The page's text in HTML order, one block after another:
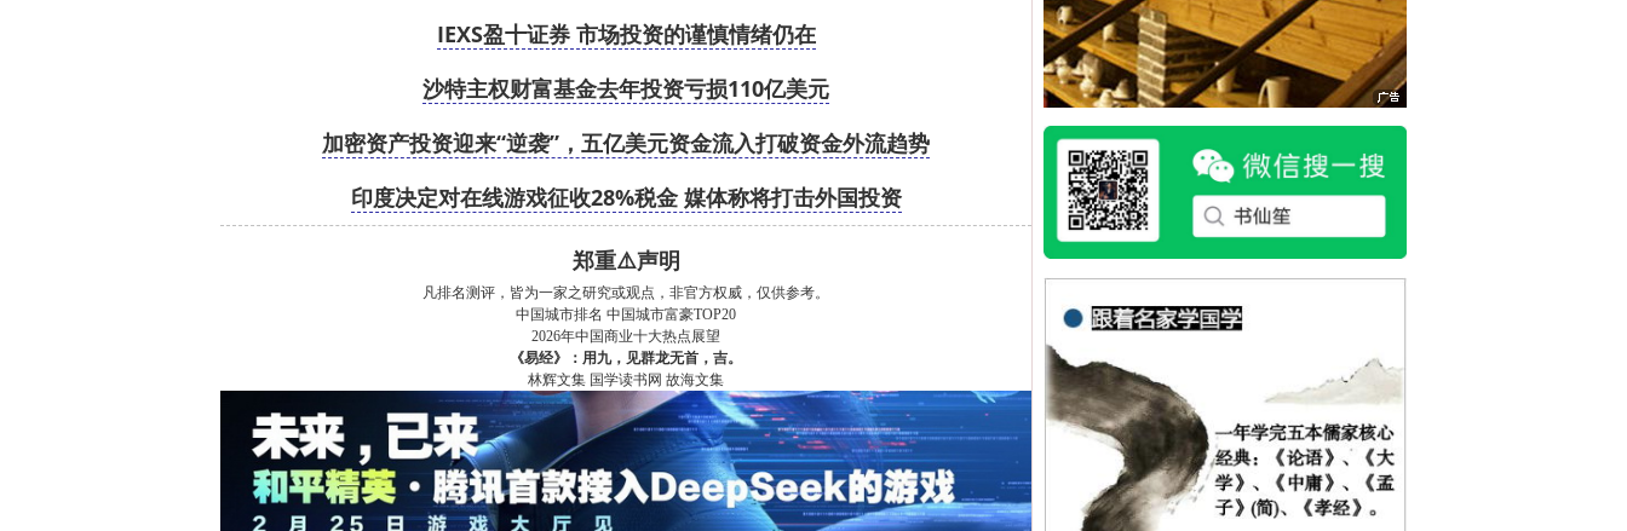
IEXS盈十证券 市场投资的谨慎情绪仍在
沙特主权财富基金去年投资亏损110亿美元
加密资产投资迎来“逆袭”，五亿美元资金流入打破资金外流趋势
印度决定对在线游戏征收28%税金 媒体称将打击外国投资
郑重⚠️声明
凡排名测评，皆为一家之研究或观点，非官方权威，仅供参考。
中国城市排名 中国城市富豪TOP20
2026年中国商业十大热点展望
《易经》：用九，见群龙无首，吉。
林辉文集 国学读书网 故海文集